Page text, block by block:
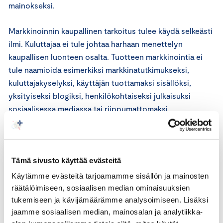
Tämä sivusto käyttää evästeitä
Käytämme evästeitä tarjoamamme sisällön ja mainosten
räätälöimiseen, sosiaalisen median ominaisuuksien
tukemiseen ja kävijämäärämme analysoimiseen. Lisäksi
jaamme sosiaalisen median, mainosalan ja analytiikka-
mainokseksi.
Markkinoinnin kaupallinen tarkoitus tulee käydä selkeästi
ilmi. Kuluttajaa ei tule johtaa harhaan menettelyn
kaupallisen luonteen osalta. Tuotteen markkinointia ei
tule naamioida esimerkiksi markkinatutkimukseksi,
kuluttajakyselyksi, käyttäjän tuottamaksi sisällöksi,
yksityiseksi blogiksi, henkilökohtaiseksi julkaisuksi
sosiaalisessa mediassa tai riippumattomaksi
arvosteluksi.
markkinoinnista on käytävä selkeästi ilmi, kenen lukuun
markkinoidaan. Markkinoinnin tulee mahdollisuuksien
mukaan sisältää markkinoijan yhteystiedot, jotta
kuluttaja voi vaivatta ottaa yhteyttä markkinoijaan.
Markkinoija ei tarvitse olla tunnistettavissa, jos